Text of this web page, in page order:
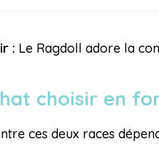
: Le Ragdoll adore la
choisir en
ces deux races